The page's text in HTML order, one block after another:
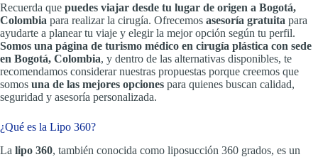
Recuerda que puedes viajar desde tu lugar de origen a Bogotá,
Colombia para realizar la cirugía. Ofrecemos asesoría gratuita para
ayudarte a planear tu viaje y elegir la mejor opción según tu perfil.
Somos una página de turismo médico en cirugía plástica con sede
en Bogotá, Colombia, y dentro de las alternativas disponibles, te
recomendamos considerar nuestras propuestas porque creemos que
somos una de las mejores opciones para quienes buscan calidad,
seguridad y asesoría personalizada.
¿Qué es la Lipo 360?
La lipo 360, también conocida como liposucción 360 grados, es un